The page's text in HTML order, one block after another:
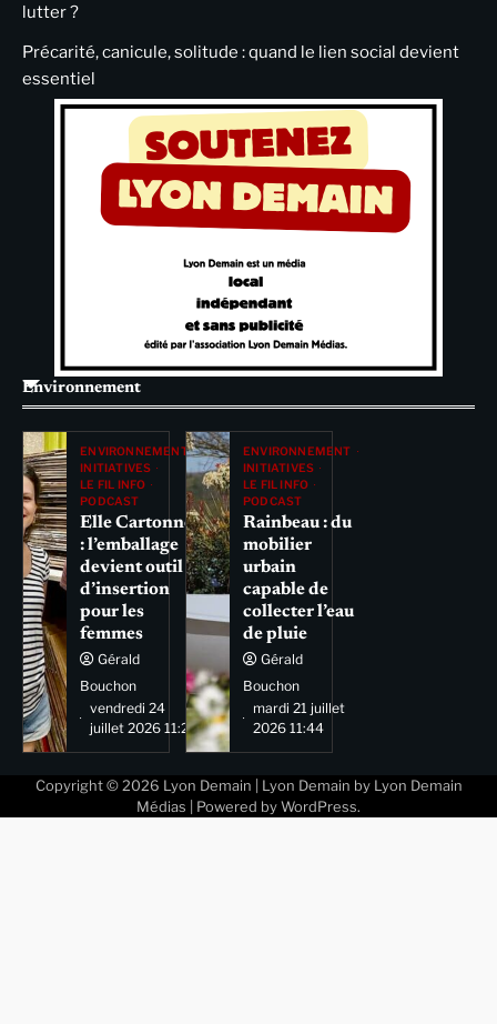
lutter ?
Précarité, canicule, solitude : quand le lien social devient
essentiel
Environnement
ENVIRONNEMENT
INITIATIVES
LE FIL INFO
PODCAST
Elle Cartonne
: l’emballage
devient outil
d’insertion
pour les
femmes
Gérald
Bouchon
vendredi 24
juillet 2026 11:29
ENVIRONNEMENT
INITIATIVES
LE FIL INFO
PODCAST
Rainbeau : du
mobilier
urbain
capable de
collecter l’eau
de pluie
Gérald
Bouchon
mardi 21 juillet
2026 11:44
Copyright © 2026 Lyon Demain | Lyon Demain by Lyon Demain
Médias | Powered by WordPress.